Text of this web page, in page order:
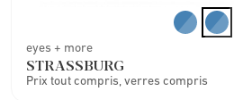
eyes + more
STRASSBURG
Prix tout compris, verres compris